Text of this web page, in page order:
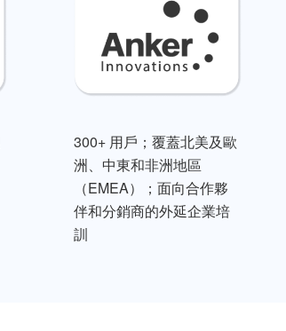
300+ 用戶；覆蓋北美及歐
洲、中東和非洲地區
（EMEA）；面向合作夥
伴和分銷商的外延企業培
訓